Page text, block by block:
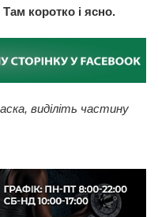
Там коротко і ясно.
виділіть частину